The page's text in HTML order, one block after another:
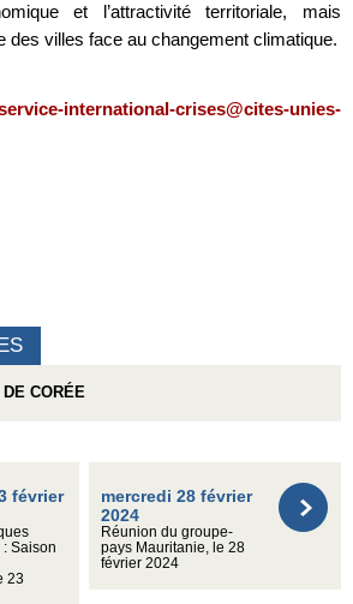
et l’attractivité territoriale, mais
des villes face au changement climatique.
international-crises@cites-unies-
CORÉE
février
Saison
23
mercredi 28 février
2024
Réunion du groupe-
pays Mauritanie, le 28
février 2024